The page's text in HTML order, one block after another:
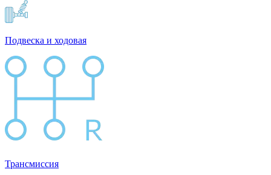
Подвеска и ходовая
Трансмиссия